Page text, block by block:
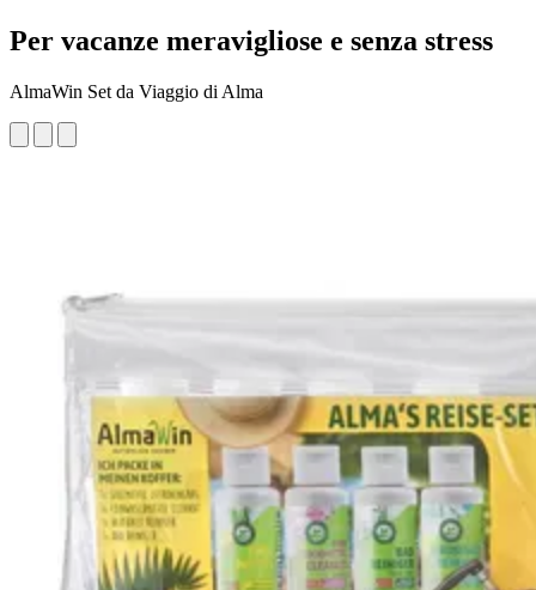
Per vacanze meravigliose e senza stress
AlmaWin Set da Viaggio di Alma